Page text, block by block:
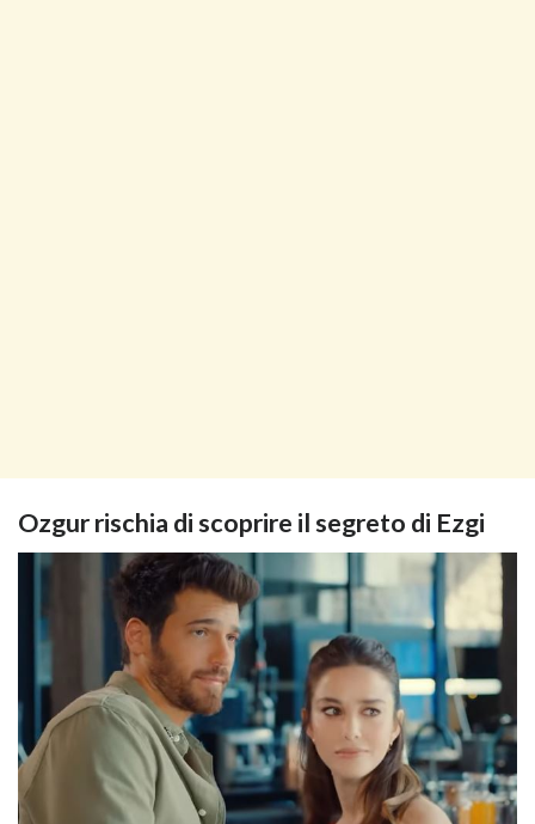
Ozgur rischia di scoprire il segreto di Ezgi